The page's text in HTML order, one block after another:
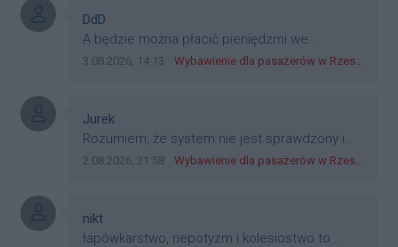
Autor komentarza:
DdD
Treść komentarza:
A będzie można płacić pieniędzmi we
wszystkich? Bo banknoty emitowane przez
plastik czy inne bliki. Zakrawa na
dyskryminację.
Data dodania komentarza:
3.08.2026, 14:13 Źródło komentarza:
Wybawienie dla pasażerów w Rzeszowie? W mieście ruszyły testy nowego rozwiązania
Autor komentarza:
Jurek
Treść komentarza:
Rozumiem, że system nie jest sprawdzony i
przetestowany. Wybieram się z mim młodym
przejazdów dadzą radę. Albo ogarną, jak to
teraz młode ludzie mówią.
Data dodania komentarza:
2.08.2026, 21:58 Źródło komentarza:
Wybawienie dla pasażerów w Rzeszowie? W mieście ruszyły testy nowego rozwiązania
Autor komentarza:
nikt
Treść komentarza:
łapówkarstwo, nepotyzm i kolesiostwo to